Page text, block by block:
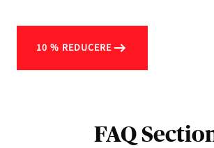
10 % REDUCERE
FAQ